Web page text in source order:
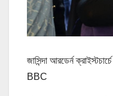
জাসিন্দা আরডের্ন
BBC